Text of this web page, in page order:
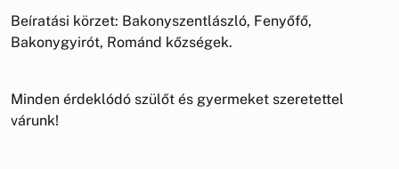
Beíratási körzet: Bakonyszentlászló, Fenyőfő,
Bakonygyirót, Románd kőzségek.
Minden érdeklódó szülőt és gyermeket szeretettel
várunk!